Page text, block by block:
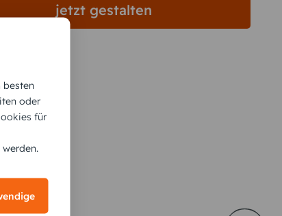
jetzt gestalten
besten
oder
für